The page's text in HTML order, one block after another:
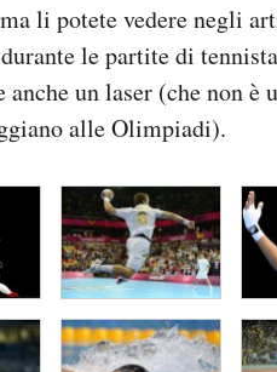
li potete vedere negli
le partite di
un laser (che non è
alle Olimpiadi).